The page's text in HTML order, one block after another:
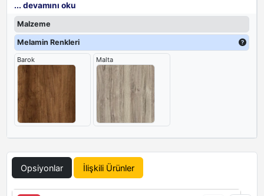
uyum gösteriyor. Personel ofislerinde temel ihtiyaçları karşılayan
bu masa, işlevselliği ve ekonomikliği bir arada sunuyor.
... devamını oku
Malzeme
Melamin Renkleri
Barok Malta
Opsiyonlar İlişkili Ürünler